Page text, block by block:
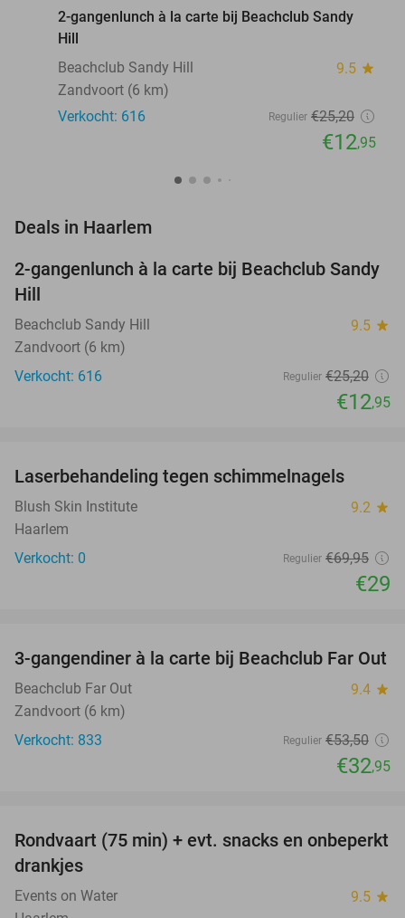
2-gangenlunch à la carte bij Beachclub Sandy
Hill
Beachclub Sandy Hill
9.5 star
Zandvoort (6 km)
Verkocht: 616
Regulier €25,20
€12,95
Deals in Haarlem
49%
2-gangenlunch à la carte bij Beachclub Sandy
Hill
Beachclub Sandy Hill 9.5 star
Zandvoort (6 km)
Verkocht: 616
Regulier €25,20
€12,95
TODAY
Laserbehandeling tegen schimmelnagels
Blush Skin Institute 9.2 star
Haarlem
Verkocht: 0
Regulier €69,95
€29
38%
3-gangendiner à la carte bij Beachclub Far Out
Beachclub Far Out 9.4 star
Zandvoort (6 km)
Verkocht: 833
Regulier €53,50
€32,95
50%
Rondvaart (75 min) + evt. snacks en onbeperkt
drankjes
Events on Water 9.5 star